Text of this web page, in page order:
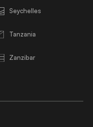
Seychelles
Tanzania
Zanzibar